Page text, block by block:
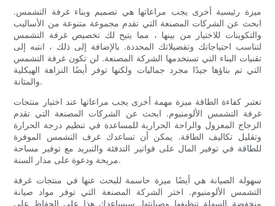
ميزة رئيسية أخرى يجب مراعاتها هي تصميم وبناء غرفة التشمس.
ابحث عن الشركات المصنعة التي تقدم مجموعة متنوعة من الأساليب
والتكوينات للاختيار من بينها ، مما يتيح لك تخصيص غرفة التشمس
لتناسب احتياجاتك وتفضيلاتك المحددة. بالإضافة إلى ذلك ، انتبه إلى
تقنيات البناء التي تستخدمها الشركة المصنعة. لن تكون غرفة التشمس
التي تم بناؤها جيدًا مجرد جماليات ولكنها توفر أيضًا النزاهة الهيكلية
والمتانة.
تعتبر كفاءة الطاقة ميزة مهمة أخرى يجب مراعاتها عند اختيار منتجات
غرفة التشمس الألومنيوم. ابحث عن الشركات المصنعة التي تقدم
الزجاج المعزول والراحة الحرارية للمساعدة في تنظيم درجة الحرارة
وتقليل تكاليف الطاقة. يمكن أن تساعدك غرف التشمس الموفرة
للطاقة في توفير المال على فواتير التدفئة والتبريد مع توفير مساحة
مريحة ودعوة على مدار السنة.
سهولة الصيانة هي أيضًا ميزة حاسمة للبحث عنها في منتجات غرفة
التشمس الألومنيوم. اختر الشركة المصنعة التي توفر مواد صيانة
منخفضة السهلة تنظيفها وصيانتها. سيساعدك هذا على الحفاظ على